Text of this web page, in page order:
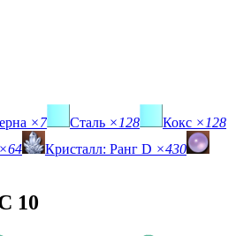
×7 Сталь ×128 Кокс ×128
×64 Кристалл: Ранг D ×430
10